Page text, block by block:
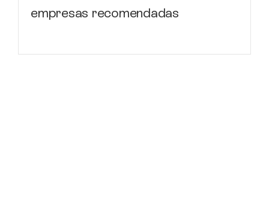
empresas recomendadas